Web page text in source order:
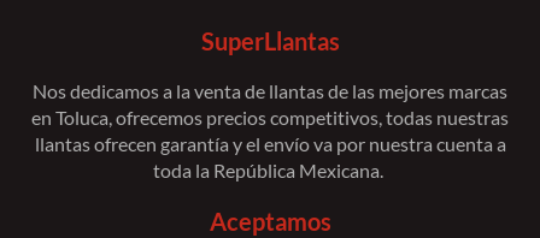
SuperLlantas
Nos dedicamos a la venta de llantas de las mejores marcas
en Toluca, ofrecemos precios competitivos, todas nuestras
llantas ofrecen garantía y el envío va por nuestra cuenta a
toda la República Mexicana.
Aceptamos